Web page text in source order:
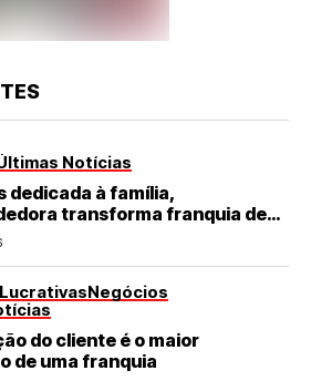
Notícias
dedicada à família,
transforma franquia de
negócio de destaque no RN
Negócios
do cliente é o maior
de uma franquia